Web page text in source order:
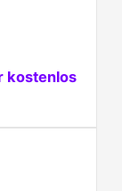
kostenlos